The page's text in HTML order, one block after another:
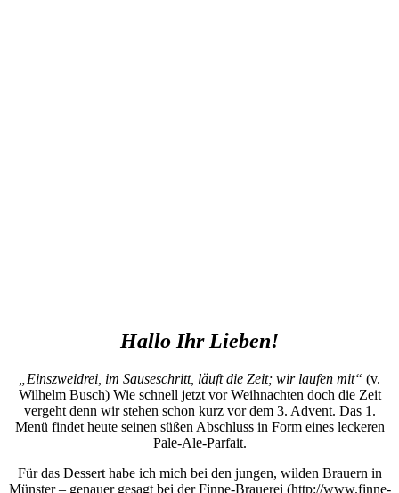
Hallo Ihr Lieben!
„Einszweidrei, im Sauseschritt, läuft die Zeit; wir laufen mit“ (v.
Wilhelm Busch) Wie schnell jetzt vor Weihnachten doch die Zeit
vergeht denn wir stehen schon kurz vor dem 3. Advent. Das 1.
Menü findet heute seinen süßen Abschluss in Form eines leckeren
Pale-Ale-Parfait.
Für das Dessert habe ich mich bei den jungen, wilden Brauern in
Münster – genauer gesagt bei der Finne-Brauerei (http://www.finne-